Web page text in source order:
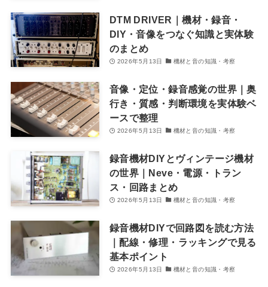
DTM DRIVER｜機材・録音・
DIY・音像をつなぐ知識と実体験
のまとめ
2026年5月13日 機材と音の知識・考察
音像・定位・録音感覚の世界｜奥
行き・質感・判断環境を実体験ベ
ースで整理
2026年5月13日 機材と音の知識・考察
録音機材DIYとヴィンテージ機材
の世界｜Neve・電源・トラン
ス・回路まとめ
2026年5月13日 機材と音の知識・考察
録音機材DIYで回路図を読む方法
｜配線・修理・ラッキングで見る
基本ポイント
2026年5月13日 機材と音の知識・考察